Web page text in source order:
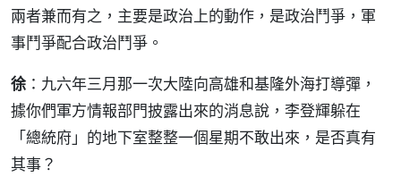
兩者兼而有之，主要是政治上的動作，是政治鬥爭，軍
事鬥爭配合政治鬥爭。
徐 ：九六年三月那一次大陸向高雄和基隆外海打導彈，
據你們軍方情報部門披露出來的消息說，李登輝躲在
「總統府」的地下室整整一個星期不敢出來，是否真有
其事？